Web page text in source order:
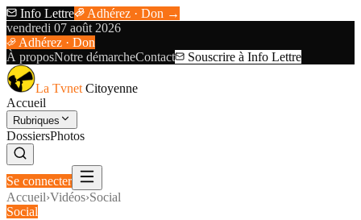
Info Lettre
Adhérez · Don →
vendredi 07 août 2026
Adhérez · Don
À proposNotre démarcheContact Souscrire à Info Lettre
La Tvnet Citoyenne
Accueil
Rubriques
DossiersPhotos
Se connecter
Accueil›Vidéos›Social
Social